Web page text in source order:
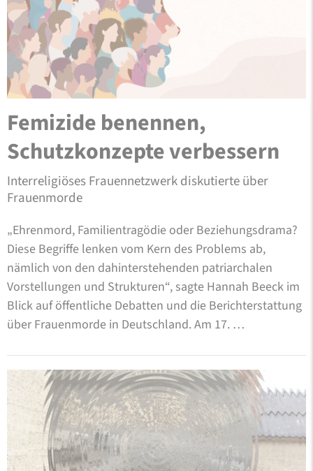
Femizide benennen,
Schutzkonzepte verbessern
Interreligiöses Frauennetzwerk diskutierte über
Frauenmorde
„Ehrenmord, Familientragödie oder Beziehungsdrama?
Diese Begriffe lenken vom Kern des Problems ab,
nämlich von den dahinterstehenden patriarchalen
Vorstellungen und Strukturen“, sagte Hannah Beeck im
Blick auf öffentliche Debatten und die Berichterstattung
über Frauenmorde in Deutschland. Am 17. …